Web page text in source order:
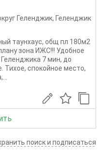
Геленджик, Геленджик
таунхаус, общ пл 180м2
зона ИЖС!!! Удобное
7 мин, до
Тихое, спокойное место,
поиск и подписаться